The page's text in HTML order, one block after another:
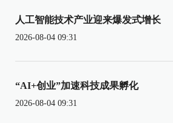
人工智能技术产业迎来爆发式增长
2026-08-04 09:31
“AI+创业”加速科技成果孵化
2026-08-04 09:31